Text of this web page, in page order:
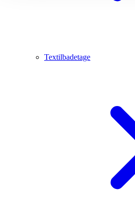
Textilbadetage